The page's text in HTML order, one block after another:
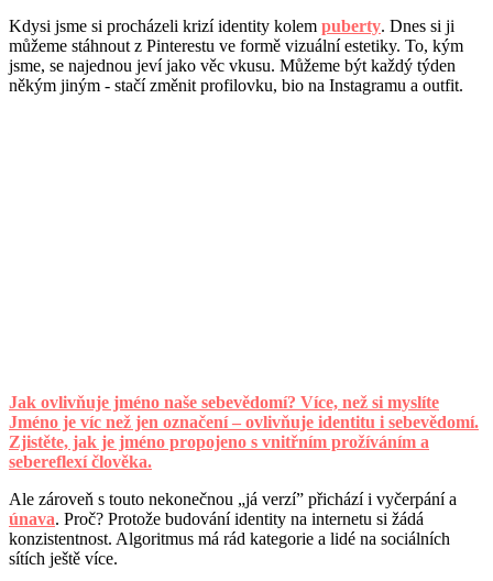
Kdysi jsme si procházeli krizí identity kolem puberty. Dnes si ji
můžeme stáhnout z Pinterestu ve formě vizuální estetiky. To, kým
jsme, se najednou jeví jako věc vkusu. Můžeme být každý týden
někým jiným - stačí změnit profilovku, bio na Instagramu a outfit.
Jak ovlivňuje jméno naše sebevědomí? Více, než si myslíte
Jméno je víc než jen označení – ovlivňuje identitu i sebevědomí.
Zjistěte, jak je jméno propojeno s vnitřním prožíváním a
sebereflexí člověka.
Ale zároveň s touto nekonečnou „já verzí” přichází i vyčerpání a
únava. Proč? Protože budování identity na internetu si žádá
konzistentnost. Algoritmus má rád kategorie a lidé na sociálních
sítích ještě více.